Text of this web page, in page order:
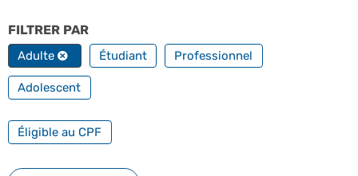
FILTRER PAR
Adulte Étudiant Professionnel
Adolescent
Éligible au CPF